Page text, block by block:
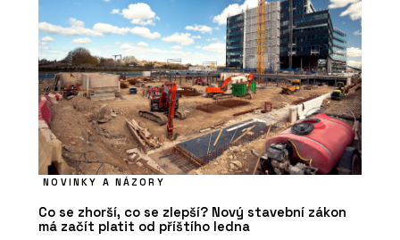
NOVINKY A NÁZORY
Co se zhorší, co se zlepší? Nový stavební zákon
má začít platit od příštího ledna